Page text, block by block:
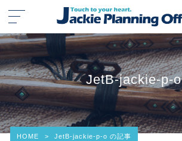
JetB-jackie-p-o
HOME > JetB-jackie-p-o の記事